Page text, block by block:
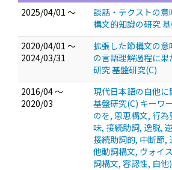
2025/04/01 ～
談話・テクストの
構文的知識の研究
2020/04/01 ～
2024/03/31
拡張した節構文の
の言語理解過程に
研究 基盤研究(C)
2016/04 ～
2020/03
現代日本語の自他
基盤研究(C) キーワ
のを, 恩恵構文, 行
味, 接続助詞, 逸脱,
接続助詞的, 中断節,
他動詞構文, ヴォイ
詞構文, 容認性, 自他)